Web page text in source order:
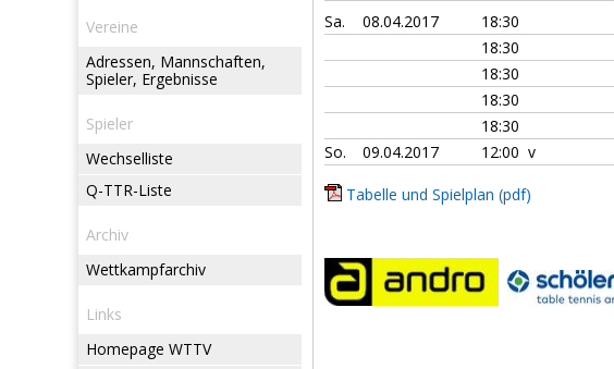
Vereine
Adressen, Mannschaften,
Spieler, Ergebnisse
Spieler
Wechselliste
Q-TTR-Liste
Archiv
Wettkampfarchiv
Links
Homepage WTTV
Sa.
08.04.2017 18:30
18:30
18:30
18:30
18:30
So.
09.04.2017 12:00 v
Tabelle und Spielplan (pdf)